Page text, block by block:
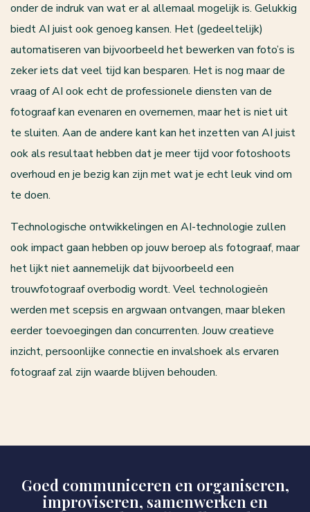
onder de indruk van wat er al allemaal mogelijk is. Gelukkig
biedt AI juist ook genoeg kansen. Het (gedeeltelijk)
automatiseren van bijvoorbeeld het bewerken van foto’s is
zeker iets dat veel tijd kan besparen. Het is nog maar de
vraag of AI ook echt de professionele diensten van de
fotograaf kan evenaren en overnemen, maar het is niet uit
te sluiten. Aan de andere kant kan het inzetten van AI juist
ook als resultaat hebben dat je meer tijd voor fotoshoots
overhoud en je bezig kan zijn met wat je echt leuk vind om
te doen.
Technologische ontwikkelingen en AI-technologie zullen
ook impact gaan hebben op jouw beroep als fotograaf, maar
het lijkt niet aannemelijk dat bijvoorbeeld een
trouwfotograaf overbodig wordt. Veel technologieën
werden met scepsis en argwaan ontvangen, maar bleken
eerder toevoegingen dan concurrenten. Jouw creatieve
inzicht, persoonlijke connectie en invalshoek als ervaren
fotograaf zal zijn waarde blijven behouden.
Goed communiceren en organiseren,
improviseren, samenwerken en